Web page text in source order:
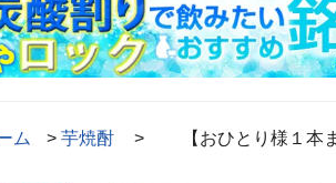
ム > 芋焼酎 > 【おひとり様１